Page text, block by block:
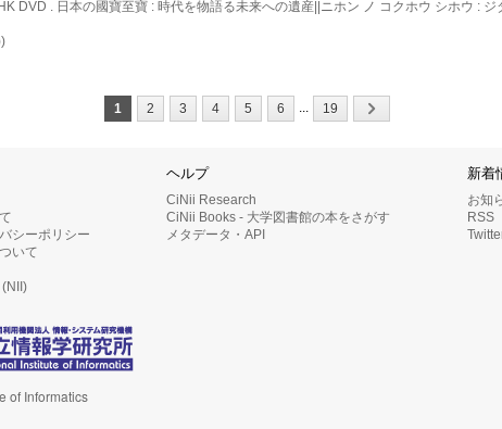
DVD . 日本の國寶至寶 : 時代を物語る未来への遺産||ニホン ノ コクホウ シホウ : ジ
1 2 3 4 5 6 ... 19
シーポリシー
いて
ヘルプ
CiNii Research
CiNii Books - 大学図書館の本をさがす
メタデータ・API
新着
お知
RSS
of Informatics